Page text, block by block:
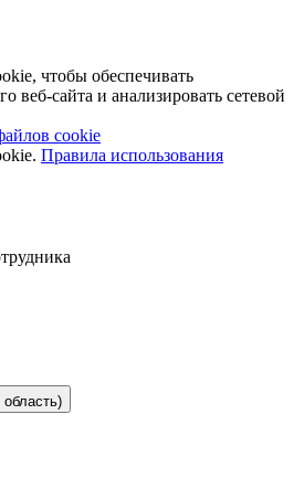
чтобы обеспечивать
веб-сайта и анализировать сетевой
cookie
Правила использования